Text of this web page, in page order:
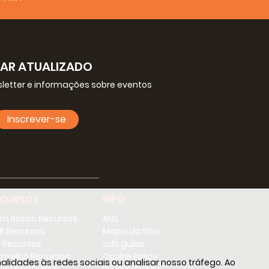
às redes sociais ou analisar nosso tráfego. Ao
ATUALIZADO
e informações sobre eventos
Inscrever-se
Recursos
Cookie Policy